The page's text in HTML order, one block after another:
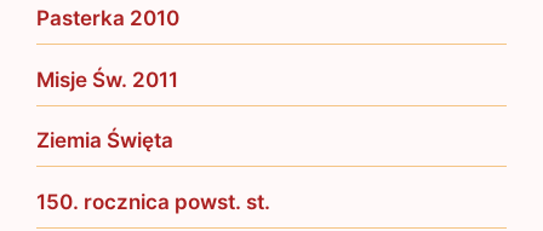
Pasterka 2010
Misje Św. 2011
Ziemia Święta
150. rocznica powst. st.